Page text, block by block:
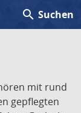
search Suchen
mit rund
gepflegten